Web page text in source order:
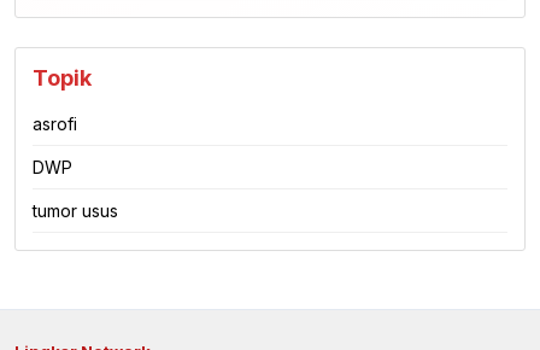
Topik
asrofi
DWP
tumor usus